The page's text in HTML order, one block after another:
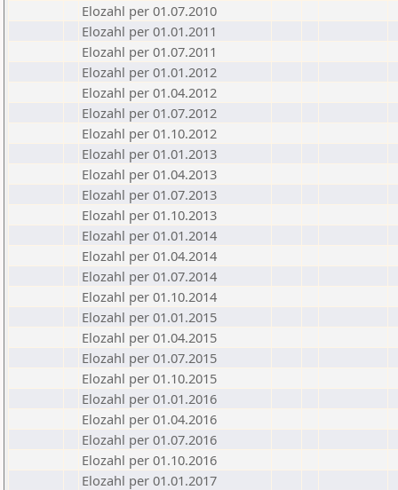
Elozahl per 01.07.2010
Elozahl per 01.01.2011
Elozahl per 01.07.2011
Elozahl per 01.01.2012
Elozahl per 01.04.2012
Elozahl per 01.07.2012
Elozahl per 01.10.2012
Elozahl per 01.01.2013
Elozahl per 01.04.2013
Elozahl per 01.07.2013
Elozahl per 01.10.2013
Elozahl per 01.01.2014
Elozahl per 01.04.2014
Elozahl per 01.07.2014
Elozahl per 01.10.2014
Elozahl per 01.01.2015
Elozahl per 01.04.2015
Elozahl per 01.07.2015
Elozahl per 01.10.2015
Elozahl per 01.01.2016
Elozahl per 01.04.2016
Elozahl per 01.07.2016
Elozahl per 01.10.2016
Elozahl per 01.01.2017